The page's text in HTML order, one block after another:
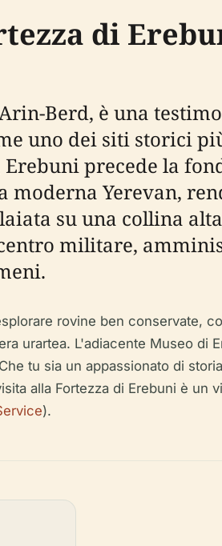
di
Berd, è una
uno dei siti storici
precede la
Yerevan,
su una collina
militare,
rovine ben conservate,
urartea. L'adiacente Museo di
tu sia un appassionato di
alla Fortezza di Erebuni è un
).